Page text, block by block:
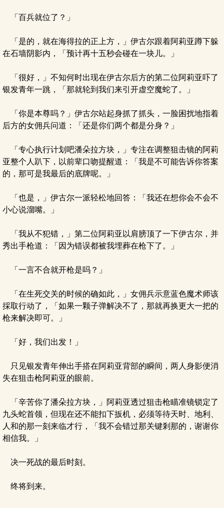
「百兵就位了？」
「是的，就在海得拉的正上方，」伊古尔跟着阿莉亚蹲下躲
在石墙阴影内，「预计再十五秒会碰在一块儿。」
「很好，」不知何时出现在伊古尔后方的第二位阿莉亚吓了
银发青年一跳，「那就轮到我们来引开虚空魔蛇了。」
「你是本尊吗？」伊古尔站起身抓了抓头，一脸困扰地指着
后方的女佣兵问道：「还是你们两个都是分身？」
「专心执行计划吧潘朵拉方块，」专注在调整狙击镜的阿莉
亚整个人趴下，以前辈口吻提醒道：「我是不可能告诉你答案
的，那可是我最后的底牌呢。」
「也是，」伊古尔一派轻松地回答：「我还在想你会不会不
小心说溜嘴。」
「我从不犯错，」第二位阿莉亚以肩膀顶了一下伊古尔，并
秀出手枪道：「因为错误都被我埋葬在枪下了。」
「一言不合就开枪是吗？」
「在生死交关的时候的确如此，」女佣兵示意蓝色魔术师该
採取行动了，「如果一颗子弹解决不了，那就再换更大一把的
枪来解决即可。」
「好，我们出发！」
只见银发青年伸出手搭在阿莉亚背部的瞬间，两人身影便消
失在狙击枪阿莉亚的眼前。
「辛苦你了潘朵拉方块，」阿莉亚透过狙击枪瞄准镜锁定了
九头蛇首领，但现在还不能扣下扳机，必须等待天时、地利、
人和的那一刻来临才行，「我不会错过那关键剎那的，谢谢你
相信我。」
决一死战的最后时刻。
终将到来。